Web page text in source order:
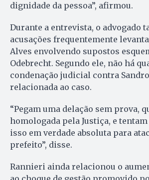
dignidade da pessoa”, afirmou.
Durante a entrevista, o advogado
acusações frequentemente
Alves envolvendo supostos
Odebrecht. Segundo ele, não há
condenação judicial contra
relacionada ao caso.
“Pegam uma delação sem prova,
homologada pela Justiça, e
isso em verdade absoluta para
prefeito”, disse.
Rannieri ainda relacionou o